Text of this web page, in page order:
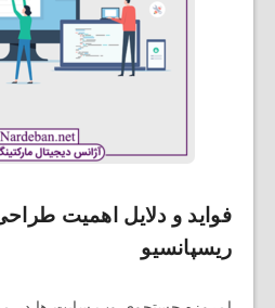
فواید و دلایل اهمیت
ریسپانسیو